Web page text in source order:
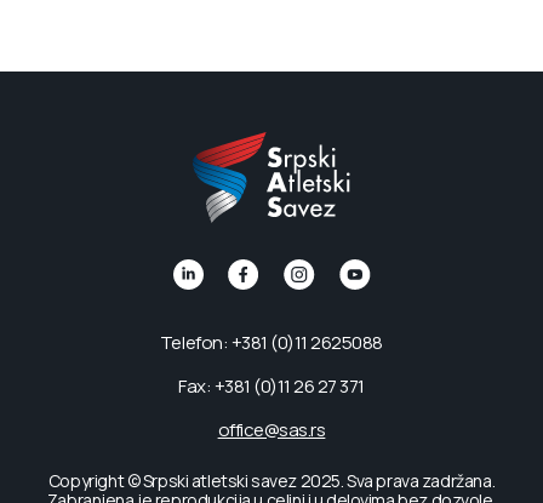
Telefon: +381 (0)11 2625088
Fax: +381 (0)11 26 27 371
office@sas.rs
Copyright © Srpski atletski savez 2025. Sva prava zadržana.